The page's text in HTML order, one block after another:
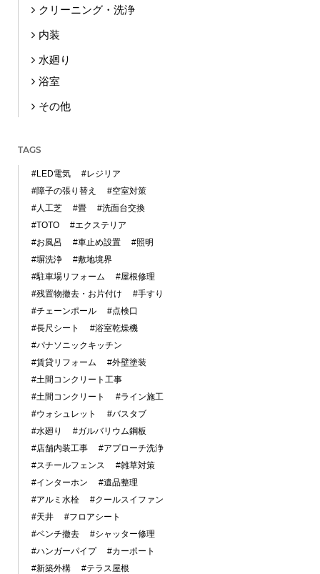
クリーニング・洗浄
内装
水廻り
浴室
その他
TAGS
#LED電気
#レジリア
#障子の張り替え
#空室対策
#人工芝
#畳
#洗面台交換
#TOTO
#エクステリア
#お風呂
#車止め設置
#照明
#塀洗浄
#敷地境界
#駐車場リフォーム
#屋根修理
#残置物撤去・お片付け
#手すり
#チェーンポール
#点検口
#長尺シート
#浴室乾燥機
#パナソニックキッチン
#賃貸リフォーム
#外壁塗装
#土間コンクリート工事
#土間コンクリート
#ライン施工
#ウォシュレット
#バスタブ
#水廻り
#ガルバリウム鋼板
#店舗内装工事
#アプローチ洗浄
#スチールフェンス
#雑草対策
#インターホン
#遺品整理
#アルミ水栓
#クールスイファン
#天井
#フロアシート
#ベンチ撤去
#シャッター修理
#ハンガーパイプ
#カーポート
#新築外構
#テラス屋根